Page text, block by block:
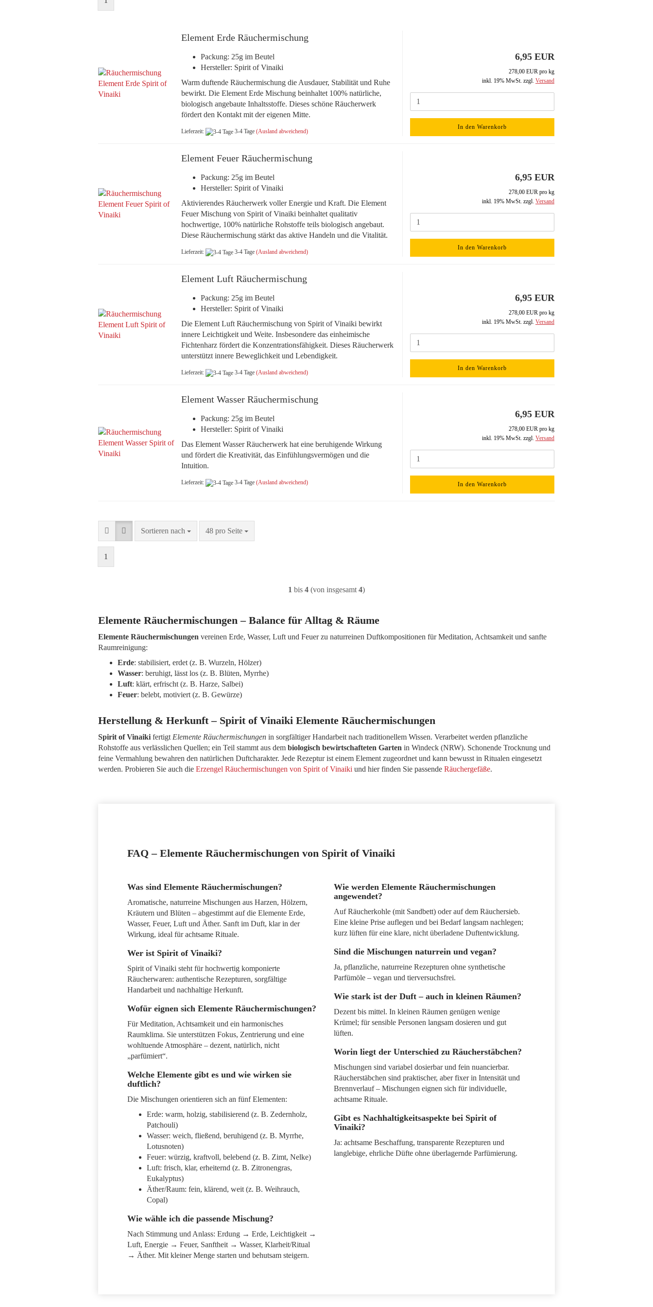
Element Erde Räuchermischung
Packung: 25g im Beutel
Hersteller: Spirit of Vinaiki
Warm duftende Räuchermischung die Ausdauer, Stabilität und Ruhe
bewirkt. Die Element Erde Mischung beinhaltet 100% natürliche,
biologisch angebaute Inhaltsstoffe. Dieses schöne Räucherwerk
fördert den Kontakt mit der eigenen Mitte.
Lieferzeit: 3-4 Tage (Ausland abweichend)
6,95 EUR
278,00 EUR pro kg
inkl. 19% MwSt. zzgl. Versand
In den Warenkorb
Element Feuer Räuchermischung
Packung: 25g im Beutel
Hersteller: Spirit of Vinaiki
Aktivierendes Räucherwerk voller Energie und Kraft. Die Element
Feuer Mischung von Spirit of Vinaiki beinhaltet qualitativ
hochwertige, 100% natürliche Rohstoffe teils biologisch angebaut.
Diese Räuchermischung stärkt das aktive Handeln und die Vitalität.
Lieferzeit: 3-4 Tage (Ausland abweichend)
6,95 EUR
278,00 EUR pro kg
inkl. 19% MwSt. zzgl. Versand
In den Warenkorb
Element Luft Räuchermischung
Packung: 25g im Beutel
Hersteller: Spirit of Vinaiki
Die Element Luft Räuchermischung von Spirit of Vinaiki bewirkt
innere Leichtigkeit und Weite. Insbesondere das einheimische
Fichtenharz fördert die Konzentrationsfähigkeit. Dieses Räucherwerk
unterstützt innere Beweglichkeit und Lebendigkeit.
Lieferzeit: 3-4 Tage (Ausland abweichend)
6,95 EUR
278,00 EUR pro kg
inkl. 19% MwSt. zzgl. Versand
In den Warenkorb
Element Wasser Räuchermischung
Packung: 25g im Beutel
Hersteller: Spirit of Vinaiki
Das Element Wasser Räucherwerk hat eine beruhigende Wirkung
und fördert die Kreativität, das Einfühlungsvermögen und die
Intuition.
Lieferzeit: 3-4 Tage (Ausland abweichend)
6,95 EUR
278,00 EUR pro kg
inkl. 19% MwSt. zzgl. Versand
In den Warenkorb
Sortieren nach
Sortieren nach 48 pro Seite
pro Seite
1
1 bis 4 (von insgesamt 4)
Elemente Räuchermischungen – Balance für Alltag & Räume
Elemente Räuchermischungen vereinen Erde, Wasser, Luft und Feuer zu naturreinen Duftkompositionen für Meditation, Achtsamkeit und sanfte
Raumreinigung:
Erde: stabilisiert, erdet (z. B. Wurzeln, Hölzer)
Wasser: beruhigt, lässt los (z. B. Blüten, Myrrhe)
Luft: klärt, erfrischt (z. B. Harze, Salbei)
Feuer: belebt, motiviert (z. B. Gewürze)
Herstellung & Herkunft – Spirit of Vinaiki Elemente Räuchermischungen
Spirit of Vinaiki fertigt Elemente Räuchermischungen in sorgfältiger Handarbeit nach traditionellem Wissen. Verarbeitet werden pflanzliche
Rohstoffe aus verlässlichen Quellen; ein Teil stammt aus dem biologisch bewirtschafteten Garten in Windeck (NRW). Schonende Trocknung und
feine Vermahlung bewahren den natürlichen Duftcharakter. Jede Rezeptur ist einem Element zugeordnet und kann bewusst in Ritualen eingesetzt
werden. Probieren Sie auch die Erzengel Räuchermischungen von Spirit of Vinaiki und hier finden Sie passende Räuchergefäße.
FAQ – Elemente Räuchermischungen von Spirit of Vinaiki
Was sind Elemente Räuchermischungen?
Aromatische, naturreine Mischungen aus Harzen, Hölzern,
Kräutern und Blüten – abgestimmt auf die Elemente Erde,
Wasser, Feuer, Luft und Äther. Sanft im Duft, klar in der
Wirkung, ideal für achtsame Rituale.
Wer ist Spirit of Vinaiki?
Spirit of Vinaiki steht für hochwertig komponierte
Räucherwaren: authentische Rezepturen, sorgfältige
Handarbeit und nachhaltige Herkunft.
Wofür eignen sich Elemente Räuchermischungen?
Für Meditation, Achtsamkeit und ein harmonisches
Raumklima. Sie unterstützen Fokus, Zentrierung und eine
wohltuende Atmosphäre – dezent, natürlich, nicht
„parfümiert“.
Welche Elemente gibt es und wie wirken sie
duftlich?
Die Mischungen orientieren sich an fünf Elementen:
Erde: warm, holzig, stabilisierend (z. B. Zedernholz,
Patchouli)
Wasser: weich, fließend, beruhigend (z. B. Myrrhe,
Lotusnoten)
Feuer: würzig, kraftvoll, belebend (z. B. Zimt, Nelke)
Luft: frisch, klar, erheiternd (z. B. Zitronengras,
Eukalyptus)
Äther/Raum: fein, klärend, weit (z. B. Weihrauch,
Copal)
Wie wähle ich die passende Mischung?
Nach Stimmung und Anlass: Erdung → Erde, Leichtigkeit →
Luft, Energie → Feuer, Sanftheit → Wasser, Klarheit/Ritual
→ Äther. Mit kleiner Menge starten und behutsam steigern.
Wie werden Elemente Räuchermischungen
angewendet?
Auf Räucherkohle (mit Sandbett) oder auf dem Räuchersieb.
Eine kleine Prise auflegen und bei Bedarf langsam nachlegen;
kurz lüften für eine klare, nicht überladene Duftentwicklung.
Sind die Mischungen naturrein und vegan?
Ja, pflanzliche, naturreine Rezepturen ohne synthetische
Parfümöle – vegan und tierversuchsfrei.
Wie stark ist der Duft – auch in kleinen Räumen?
Dezent bis mittel. In kleinen Räumen genügen wenige
Krümel; für sensible Personen langsam dosieren und gut
lüften.
Worin liegt der Unterschied zu Räucherstäbchen?
Mischungen sind variabel dosierbar und fein nuancierbar.
Räucherstäbchen sind praktischer, aber fixer in Intensität und
Brennverlauf – Mischungen eignen sich für individuelle,
achtsame Rituale.
Gibt es Nachhaltigkeitsaspekte bei Spirit of
Vinaiki?
Ja: achtsame Beschaffung, transparente Rezepturen und
langlebige, ehrliche Düfte ohne überlagernde Parfümierung.